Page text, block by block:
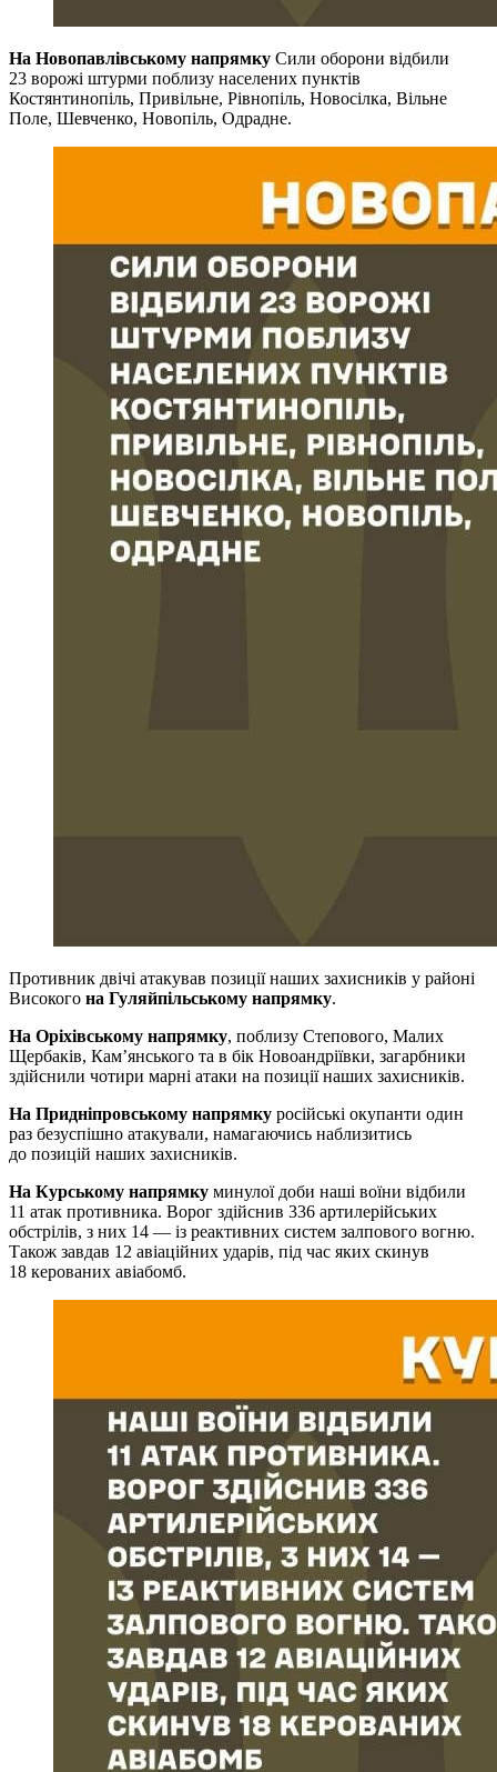
На Новопавлівському напрямку Сили оборони відбили
23 ворожі штурми поблизу населених пунктів
Костянтинопіль, Привільне, Рівнопіль, Новосілка, Вільне
Поле, Шевченко, Новопіль, Одрадне.
Противник двічі атакував позиції наших захисників у районі
Високого на Гуляйпільському напрямку.
На Оріхівському напрямку, поблизу Степового, Малих
Щербаків, Кам’янського та в бік Новоандріївки, загарбники
здійснили чотири марні атаки на позиції наших захисників.
На Придніпровському напрямку російські окупанти один
раз безуспішно атакували, намагаючись наблизитись
до позицій наших захисників.
На Курському напрямку минулої доби наші воїни відбили
11 атак противника. Ворог здійснив 336 артилерійських
обстрілів, з них 14 — із реактивних систем залпового вогню.
Також завдав 12 авіаційних ударів, під час яких скинув
18 керованих авіабомб.